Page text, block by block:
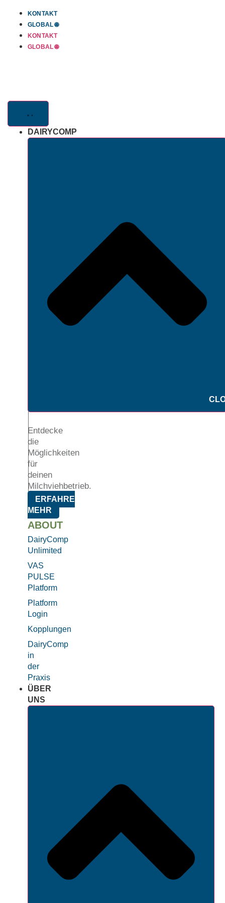
content
KONTAKT
GLOBAL 🌐
KONTAKT
GLOBAL 🌐
DAIRYCOMP
Entdecke
die
Möglichkeiten
für
deinen
Milchviehbetrieb.
ERFAHRE
MEHR
ABOUT
DairyComp
Unlimited
VAS
PULSE
Platform
Platform
Login
Kopplungen
DairyComp
in
der
Praxis
ÜBER
UNS